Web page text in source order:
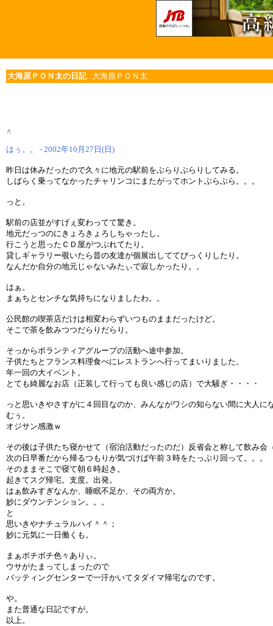
大海原ＰＯＮ太の日記...大海原ＰＯＮ太
∧
はぅ。。 - 2002年10月27日(日)
昨日は休みだったので久々に地元の駅前をぶらりぶらりしてみる。
しばらく乗ってなかったチャリンコにまたがってホントぶらぶら。。。
っと。
駅前の店並がすげぇ変わってて驚き。
地元だっつのにきょろきょろしちゃったし。
行こうと思ったＣＤ屋がつぶれてたり。
貸しギャラリー覗いたら昔の友達が個展出しててびっくりしたり。
なんだか自分の地元じゃないみたぃで寂しかったり。。
はぁ。
まぁちとセンチな気持ちになりましたわ。。
公民館の喫茶店だけは相変わらずいつものままだったけど。
そこで茶を飲みつつだらりだらり。
そっからボランティアグループの活動へ途中参加。
子供たちとフランス料理食べにレストランへ行ってまいりました。
年一回の大イベント。
とても綺麗なお店（正装して行っても良い感じの店）で大騒ぎ・・・・
っと思いきやさすがに４回目なのか、みんながワシの知らない間に大人に
むぅ。
オジサン感激ｗ
その後は子供たち寝かせて（宿泊活動だったのだ）反省会と称して飲み会
次の日早番だから帰るつもりが気づけば午前３時をたっぷり回って。。。
そのままそこで寝て朝６時起き。
起きてスグ帰宅。支度。出発。
はぁ飲みすぎなんか、睡眠不足か、その両方か。
妙にダウンテンション。。。
と
思いきやナチュラルハイ＾＾；
妙に元気に一日働くも。
まぁボチボチ色々ありぃ。
ウサがたまってしまったので
バッティングセンターで一汗かいてタダイマ帰宅なのです。
や。
また普通な日記ですが。
以上。